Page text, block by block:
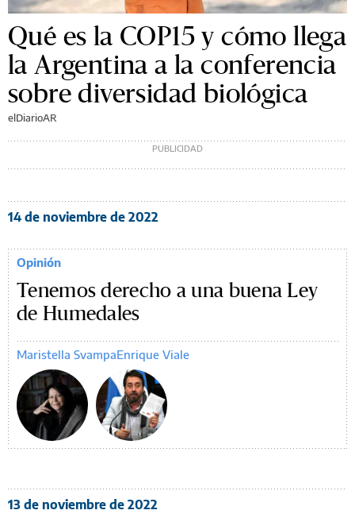
Qué es la COP15 y cómo llega
la Argentina a la conferencia
sobre diversidad biológica
elDiarioAR
14 de noviembre de 2022
Opinión
Tenemos derecho a una buena Ley
de Humedales
Maristella SvampaEnrique Viale
13 de noviembre de 2022